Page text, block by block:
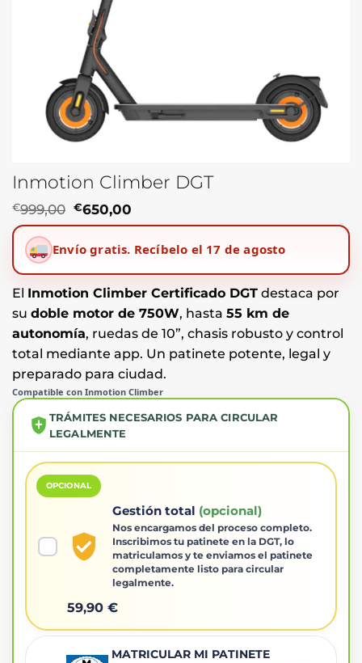
Inmotion Climber DGT
€999,00 El
precio
era:
€650,00
precio
es:
Envío gratis. Recíbelo el 17 de agosto
El Inmotion Climber Certificado DGT destaca por
su doble motor de 750W, hasta 55 km de
autonomía, ruedas de 10”, chasis robusto y control
total mediante app. Un patinete potente, legal y
preparado para ciudad.
Compatible con Inmotion Climber
TRÁMITES NECESARIOS PARA CIRCULAR
LEGALMENTE
OPCIONAL
Gestión total (opcional)
Nos encargamos del proceso completo.
Inscribimos tu patinete en la DGT, lo
matriculamos y te enviamos el patinete
completamente listo para circular
legalmente.
59,90 €
MATRICULAR MI PATINETE